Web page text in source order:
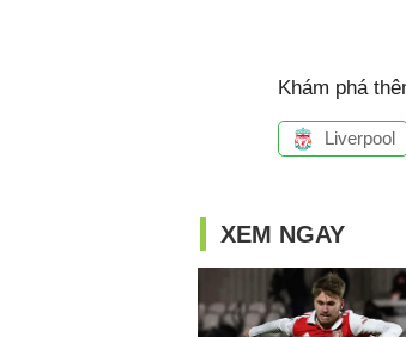
Khám phá
Liverpool